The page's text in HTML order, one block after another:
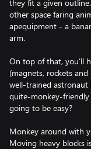
they fit a given
other space faring
apequipment - a
arm.
On top of that, you’ll
(magnets, rockets
well-trained astronaut
quite-monkey-friendly
going to be easy?
Monkey around with
Moving heavy blocks